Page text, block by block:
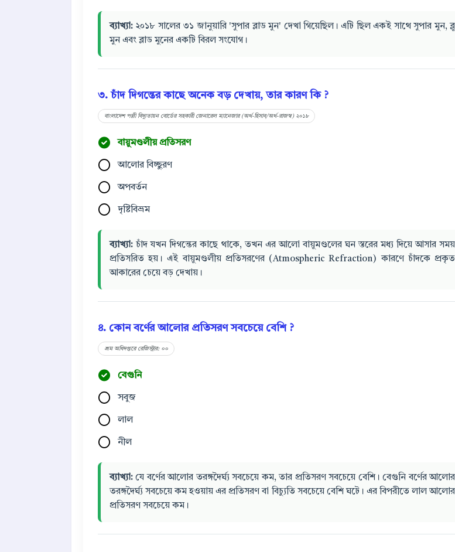
ব্যাখ্যা: ২০১৮ সালের ৩১ জানুয়ারি 'সুপার ব্লাড মুন' দেখা গিয়েছিল। এটি ছিল একই সাথে সুপার মুন, ব্লু
মুন এবং ব্লাড মুনের একটি বিরল সংযোগ।
৩. চাঁদ দিগন্তের কাছে অনেক বড় দেখায়, তার কারণ কি ?
বাংলাদেশ পল্লী বিদ্যুতায়ন বোর্ডের সহকারী জেনারেল ম্যানেজার (অর্থ-হিসাব/অর্থ-রাজস্ব) ২০১৮
বায়ুমণ্ডলীয় প্রতিসরণ
আলোর বিচ্ছুরণ
অপবর্তন
দৃষ্টিবিভ্রম
ব্যাখ্যা: চাঁদ যখন দিগন্তের কাছে থাকে, তখন এর আলো বায়ুমণ্ডলের ঘন স্তরের মধ্য দিয়ে আসার সময়
প্রতিসরিত হয়। এই বায়ুমণ্ডলীয় প্রতিসরণের (Atmospheric Refraction) কারণে চাঁদকে প্রকৃত
আকারের চেয়ে বড় দেখায়।
৪. কোন বর্ণের আলোর প্রতিসরণ সবচেয়ে বেশি ?
শ্রম অধিদপ্তরে রেজিস্ট্রার: ০০
বেগুনি
সবুজ
লাল
নীল
ব্যাখ্যা: যে বর্ণের আলোর তরঙ্গদৈর্ঘ্য সবচেয়ে কম, তার প্রতিসরণ সবচেয়ে বেশি। বেগুনি বর্ণের আলোর
তরঙ্গদৈর্ঘ্য সবচেয়ে কম হওয়ায় এর প্রতিসরণ বা বিচ্যুতি সবচেয়ে বেশি ঘটে। এর বিপরীতে লাল আলোর
প্রতিসরণ সবচেয়ে কম।